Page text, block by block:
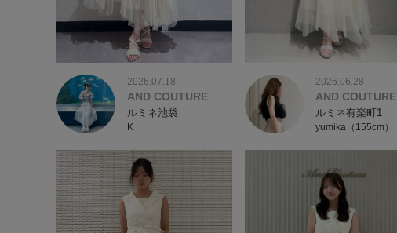
2026.07.18
AND COUTURE
ルミネ池袋
K
2026.06.28
AND COUTURE
ルミネ有楽町1
yumika（155cm）